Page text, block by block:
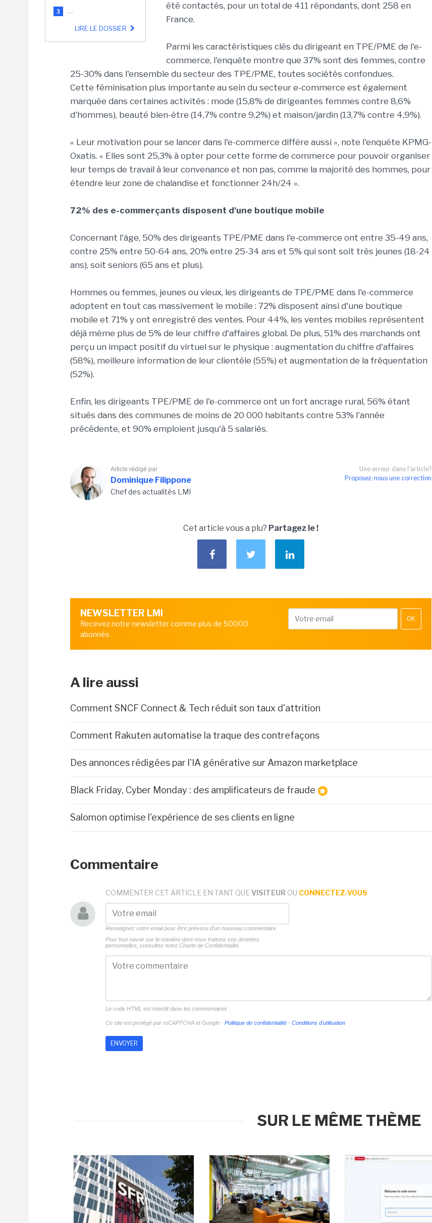
3 ...
LIRE LE DOSSIER
été contactés, pour un total de 411 répondants, dont 258 en
France.
Parmi les caractéristiques clés du dirigeant en TPE/PME de l'e-
commerce, l'enquête montre que 37% sont des femmes, contre
25-30% dans l'ensemble du secteur des TPE/PME, toutes sociétés confondues.
Cette féminisation plus importante au sein du secteur e-commerce est également
marquée dans certaines activités : mode (15,8% de dirigeantes femmes contre 8,6%
d'hommes), beauté bien-être (14,7% contre 9,2%) et maison/jardin (13,7% contre 4,9%).
« Leur motivation pour se lancer dans l'e-commerce diffère aussi », note l'enquête KPMG-
Oxatis. « Elles sont 25,3% à opter pour cette forme de commerce pour pouvoir organiser
leur temps de travail à leur convenance et non pas, comme la majorité des hommes, pour
étendre leur zone de chalandise et fonctionner 24h/24 ».
72% des e-commerçants disposent d'une boutique mobile
Concernant l'âge, 50% des dirigeants TPE/PME dans l'e-commerce ont entre 35-49 ans,
contre 25% entre 50-64 ans, 20% entre 25-34 ans et 5% qui sont soit très jeunes (18-24
ans), soit seniors (65 ans et plus).
Hommes ou femmes, jeunes ou vieux, les dirigeants de TPE/PME dans l'e-commerce
adoptent en tout cas massivement le mobile : 72% disposent ainsi d'une boutique
mobile et 71% y ont enregistré des ventes. Pour 44%, les ventes mobiles représentent
déjà même plus de 5% de leur chiffre d'affaires global. De plus, 51% des marchands ont
perçu un impact positif du virtuel sur le physique : augmentation du chiffre d'affaires
(58%), meilleure information de leur clientèle (55%) et augmentation de la fréquentation
(52%).
Enfin, les dirigeants TPE/PME de l'e-commerce ont un fort ancrage rural, 56% étant
situés dans des communes de moins de 20 000 habitants contre 53% l'année
précédente, et 90% emploient jusqu'à 5 salariés.
Une erreur dans l'article?
Proposez-nous une correction
Article rédigé par
Dominique Filippone
Chef des actualités LMI
Cet article vous a plu? Partagez le !
NEWSLETTER LMI
Recevez notre newsletter comme plus de 50000
abonnés
OK
A lire aussi
Comment SNCF Connect & Tech réduit son taux d'attrition
Comment Rakuten automatise la traque des contrefaçons
Des annonces rédigées par l'IA générative sur Amazon marketplace
Black Friday, Cyber Monday : des amplificateurs de fraude
Salomon optimise l'expérience de ses clients en ligne
Commentaire
COMMENTER CET ARTICLE EN TANT QUE VISITEUR OU CONNECTEZ-VOUS
Renseignez votre email pour être prévenu d'un nouveau commentaire
Pour tout savoir sur la manière dont nous traitons vos données
personnelles, consultez notre Charte de Confidentialité.
Le code HTML est interdit dans les commentaires
Ce site est protégé par reCAPTCHA et Google - Politique de confidentialité - Conditions d'utilisation
SUR LE MÊME THÈME